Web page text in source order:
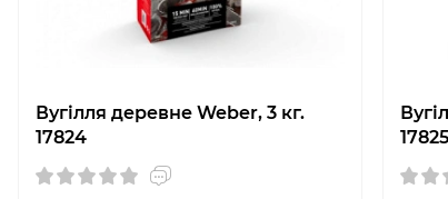
Вугілля деревне Weber, 3 кг.
17824
17825